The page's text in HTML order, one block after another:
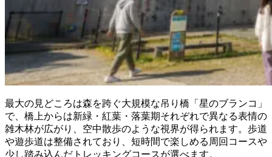
最大の見どころは森を跨ぐ大規模な吊り橋「星のブランコ」
で、橋上からは新緑・紅葉・落葉期それぞれで異なる表情の
雑木林が広がり、空中散歩のような視界が得られます。歩道
や遊歩道は整備されており、短時間で楽しめる周回コースや
少し踏み込んだトレッキングコースが選べます。